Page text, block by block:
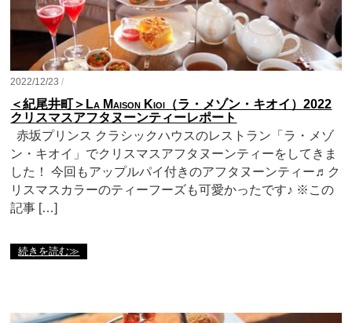
2022/12/23/
＜紀尾井町＞La Maison Kioi（ラ・メゾン・キオイ）2022
クリスマスアフタヌーンティーレポート
赤坂プリンス クラシックハウスのレストラン「ラ・メゾ
ン・キオイ」でクリスマスアフタヌーンティーをしてきま
した！ 今回もアップルパイ付きのアフタヌーンティー♬ク
リスマスカラーのティーフーズも可愛かったです♪ ※この
記事 […]
続きを読む≫